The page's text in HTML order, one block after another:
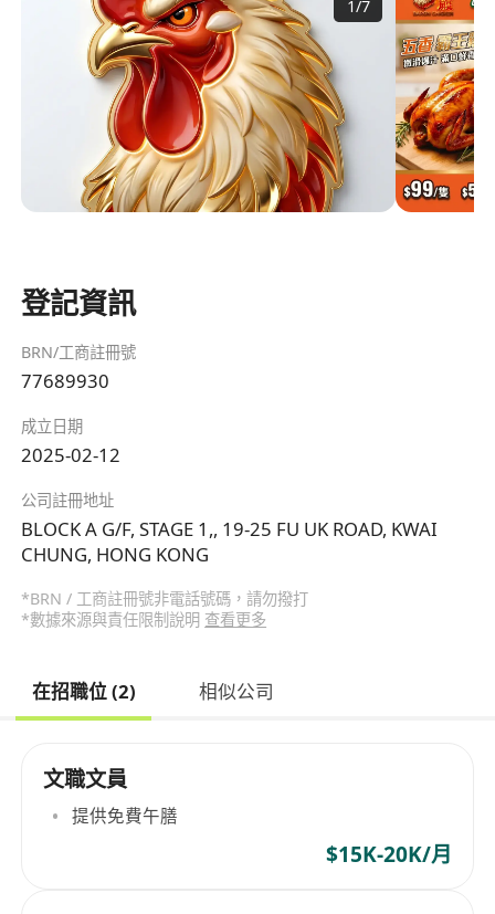
1/7
登記資訊
BRN/工商註冊號
77689930
成立日期
2025-02-12
公司註冊地址
BLOCK A G/F, STAGE 1,, 19-25 FU UK ROAD, KWAI
CHUNG, HONG KONG
*BRN / 工商註冊號非電話號碼，請勿撥打
*數據來源與責任限制說明 查看更多
在招職位 (2) 相似公司
文職文員
提供免費午膳
$15K-20K/月